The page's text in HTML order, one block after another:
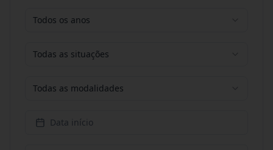
Todos os anos
Todas as situações
Todas as modalidades
Data início